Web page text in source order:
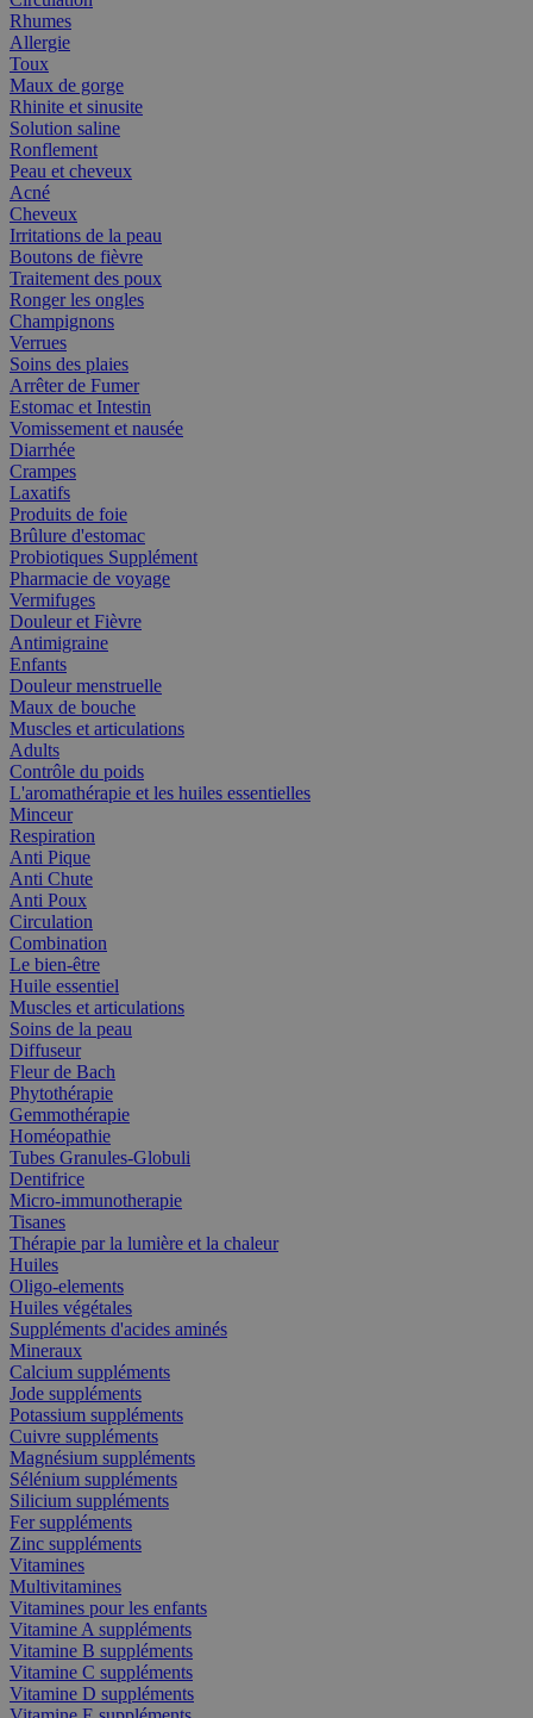
Rhumes
Allergie
Toux
Maux de gorge
Rhinite et sinusite
Solution saline
Ronflement
Peau et cheveux
Acné
Cheveux
Irritations de la peau
Boutons de fièvre
Traitement des poux
Ronger les ongles
Champignons
Verrues
Soins des plaies
Arrêter de Fumer
Estomac et Intestin
Vomissement et nausée
Diarrhée
Crampes
Laxatifs
Produits de foie
Brûlure d'estomac
Probiotiques Supplément
Pharmacie de voyage
Vermifuges
Douleur et Fièvre
Antimigraine
Enfants
Douleur menstruelle
Maux de bouche
Muscles et articulations
Adults
Contrôle du poids
L'aromathérapie et les huiles essentielles
Minceur
Respiration
Anti Pique
Anti Chute
Anti Poux
Circulation
Combination
Le bien-être
Huile essentiel
Muscles et articulations
Soins de la peau
Diffuseur
Fleur de Bach
Phytothérapie
Gemmothérapie
Homéopathie
Tubes Granules-Globuli
Dentifrice
Micro-immunotherapie
Tisanes
Thérapie par la lumière et la chaleur
Huiles
Oligo-elements
Huiles végétales
Suppléments d'acides aminés
Mineraux
Calcium suppléments
Jode suppléments
Potassium suppléments
Cuivre suppléments
Magnésium suppléments
Sélénium suppléments
Silicium suppléments
Fer suppléments
Zinc suppléments
Vitamines
Multivitamines
Vitamines pour les enfants
Vitamine A suppléments
Vitamine B suppléments
Vitamine C suppléments
Vitamine D suppléments